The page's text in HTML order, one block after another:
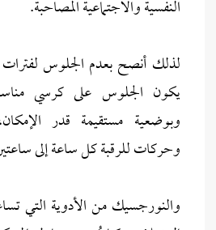
النفسية والاجتماعية المصاحبة.
لذلك أنصح بعدم الجلوس
يكون الجلوس على كرسي
وبوضعية مستقيمة قدر
وحركات للرقبة كل ساعة إلى
والنورجسيك من الأدوية التي